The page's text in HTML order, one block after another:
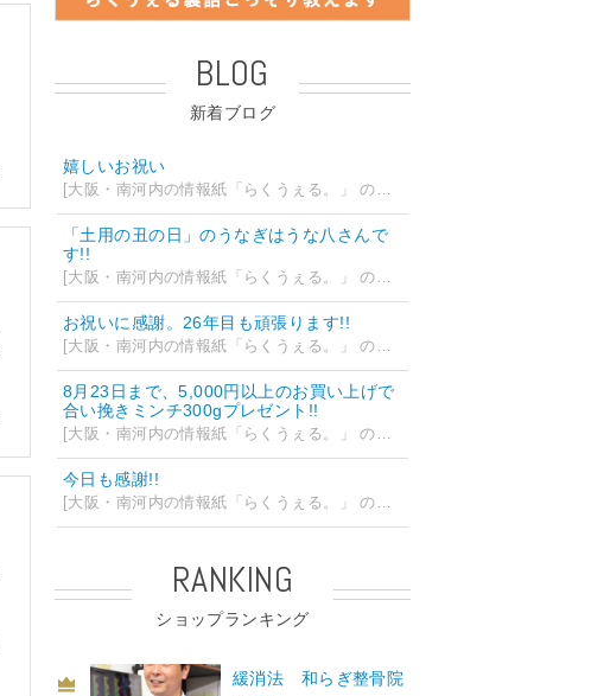
BLOG
新着ブログ
嬉しいお祝い
[大阪・南河内の情報紙「らくうぇる。」 の編集部ブログ] 2026/07/28 18:42
「土用の丑の日」のうなぎはうな八さんで
す!!
[大阪・南河内の情報紙「らくうぇる。」 の編集部ブログ] 2026/07/26 14:12
お祝いに感謝。26年目も頑張ります!!
[大阪・南河内の情報紙「らくうぇる。」 の編集部ブログ] 2026/07/25 15:35
8月23日まで、5,000円以上のお買い上げで
合い挽きミンチ300gプレゼント!!
[大阪・南河内の情報紙「らくうぇる。」 の編集部ブログ] 2026/07/24 15:31
今日も感謝!!
[大阪・南河内の情報紙「らくうぇる。」 の編集部ブログ] 2026/07/23 19:32
RANKING
ショップランキング
緩消法 和らぎ整骨院